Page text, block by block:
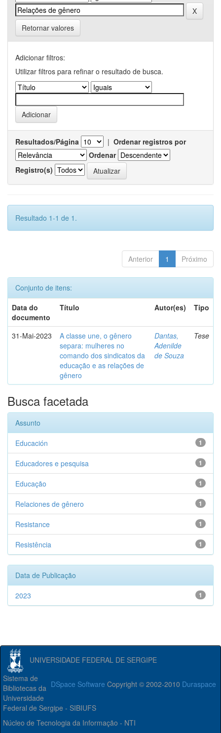
Retornar valores
Adicionar filtros:
Utilizar filtros para refinar o resultado de busca.
Resultados/Página | Ordenar registros por
Ordenar
Registro(s)
Resultado 1-1 de 1.
Anterior 1 Próximo
Conjunto de itens:
Data do
documento
Título Autor(es) Tipo
31-Mai-2023
A classe une, o gênero
separa: mulheres no
comando dos sindicatos da
educação e as relações de
gênero
Dantas,
Adenilde
de Souza
Tese
Busca facetada
Assunto
1
Educación
1
Educadores e pesquisa
1
Educação
1
Relaciones de gênero
1
Resistance
1
Resistência
Data de Publicação
1
2023
UNIVERSIDADE FEDERAL DE SERGIPE
DSpace Software Copyright © 2002-2010 Duraspace
Sistema de
Bibliotecas da
Universidade
Federal de Sergipe - SIBIUFS
Núcleo de Tecnologia da Informação - NTI